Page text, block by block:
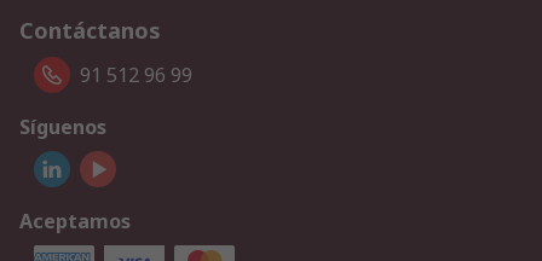
Contáctanos
91 512 96 99
Síguenos
Aceptamos